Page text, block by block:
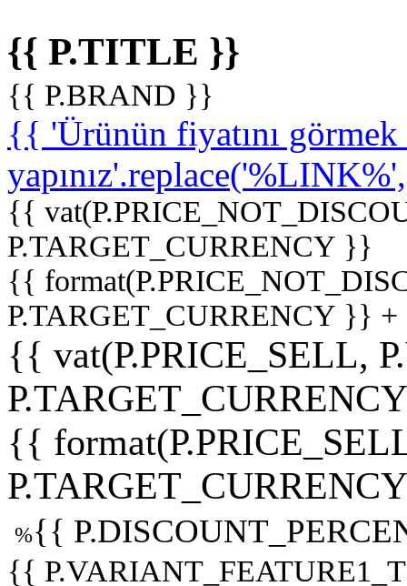
{{ P.TITLE }}
{{ P.BRAND }}
{{ 'Ürünün fiyatını
{{
P.TARGET_CURRENCY }}
{{
P.TARGET_CURRENCY }}
{{ vat(P.PRICE_SELL,
{{
%{{
{{